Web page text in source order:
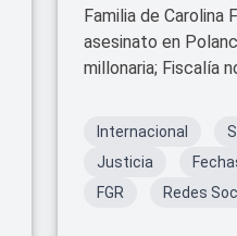
Familia de Carolina
asesinato en
millonaria; Fiscalía
Internacional
Justicia
FGR
Redes